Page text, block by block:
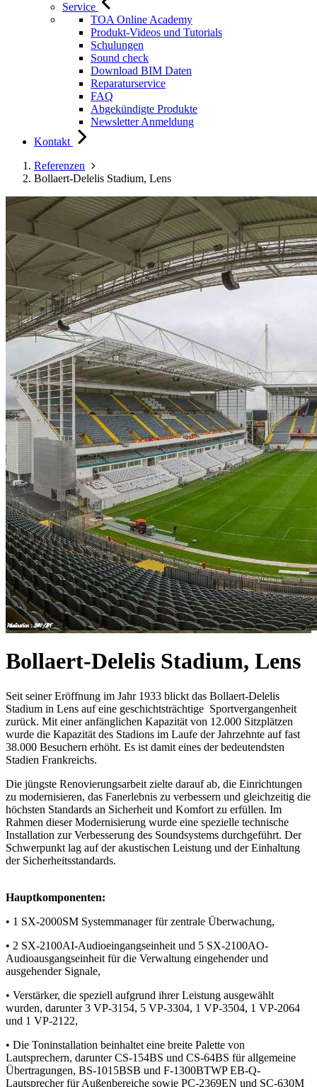
Service
TOA Online Academy
Produkt-Videos und Tutorials
Schulungen
Sound check
Download BIM Daten
Reparaturservice
FAQ
Abgekündigte Produkte
Newsletter Anmeldung
Kontakt
Referenzen
Bollaert-Delelis Stadium, Lens
Bollaert-Delelis Stadium, Lens
Seit seiner Eröffnung im Jahr 1933 blickt das Bollaert-Delelis
Stadium in Lens auf eine geschichtsträchtige Sportvergangenheit
zurück. Mit einer anfänglichen Kapazität von 12.000 Sitzplätzen
wurde die Kapazität des Stadions im Laufe der Jahrzehnte auf fast
38.000 Besuchern erhöht. Es ist damit eines der bedeutendsten
Stadien Frankreichs.
Die jüngste Renovierungsarbeit zielte darauf ab, die Einrichtungen
zu modernisieren, das Fanerlebnis zu verbessern und gleichzeitig die
höchsten Standards an Sicherheit und Komfort zu erfüllen. Im
Rahmen dieser Modernisierung wurde eine spezielle technische
Installation zur Verbesserung des Soundsystems durchgeführt. Der
Schwerpunkt lag auf der akustischen Leistung und der Einhaltung
der Sicherheitsstandards.
Hauptkomponenten:
• 1 SX-2000SM Systemmanager für zentrale Überwachung,
• 2 SX-2100AI-Audioeingangseinheit und 5 SX-2100AO-
Audioausgangseinheit für die Verwaltung eingehender und
ausgehender Signale,
• Verstärker, die speziell aufgrund ihrer Leistung ausgewählt
wurden, darunter 3 VP-3154, 5 VP-3304, 1 VP-3504, 1 VP-2064
und 1 VP-2122,
• Die Toninstallation beinhaltet eine breite Palette von
Lautsprechern, darunter CS-154BS und CS-64BS für allgemeine
Übertragungen, BS-1015BSB und F-1300BTWP EB-Q-
Lautsprecher für Außenbereiche sowie PC-2369EN und SC-630M